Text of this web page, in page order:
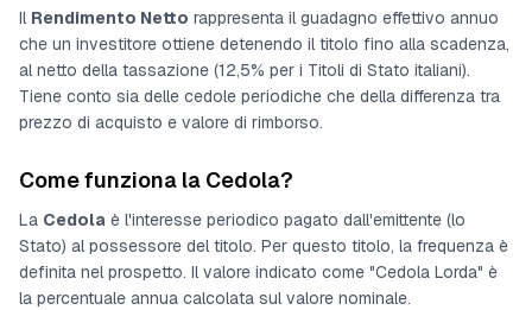
Il Rendimento Netto rappresenta il guadagno effettivo annuo
che un investitore ottiene detenendo il titolo fino alla scadenza,
al netto della tassazione (12,5% per i Titoli di Stato italiani).
Tiene conto sia delle cedole periodiche che della differenza tra
prezzo di acquisto e valore di rimborso.
Come funziona la Cedola?
La Cedola è l'interesse periodico pagato dall'emittente (lo
Stato) al possessore del titolo. Per questo titolo, la frequenza è
definita nel prospetto. Il valore indicato come "Cedola Lorda" è
la percentuale annua calcolata sul valore nominale.